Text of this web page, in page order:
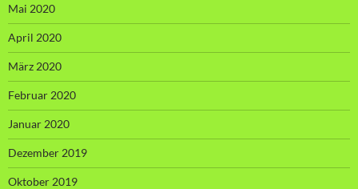
Mai 2020
April 2020
März 2020
Februar 2020
Januar 2020
Dezember 2019
Oktober 2019